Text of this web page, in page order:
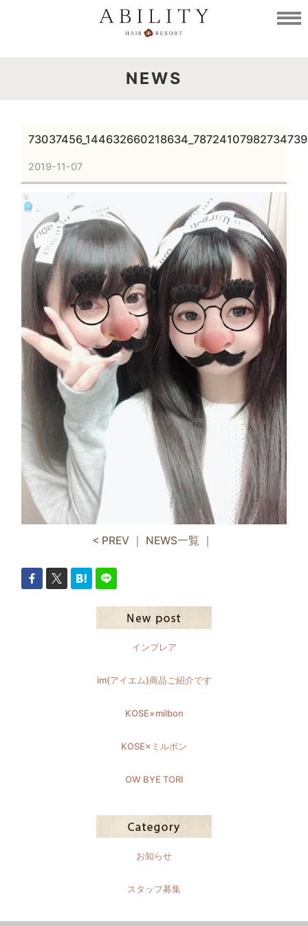
NEWS
2019-11-07
< PREV ｜ NEWS一覧 ｜
インプレア
im(アイエム)商品ご紹介です
KOSE×milbon
KOSE×ミルボン
OW BYE TORI
お知らせ
スタッフ募集